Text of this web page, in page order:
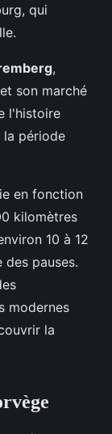
qui
,
son marché
l'histoire
la période
en fonction
kilomètres
10 à 12
pauses.
modernes
la